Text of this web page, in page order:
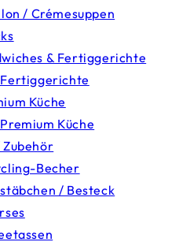
/ Crémesuppen
& Fertiggerichte
Küche
Küche
Becher
/ Besteck